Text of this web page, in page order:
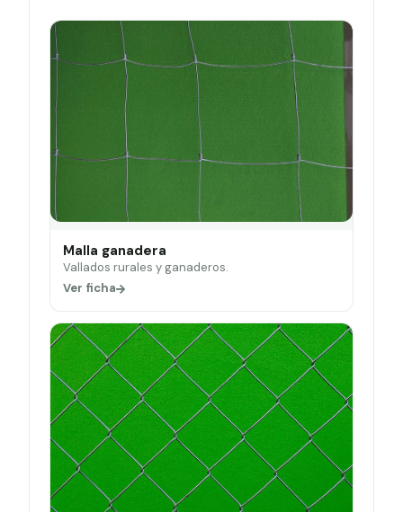
Malla ganadera
Vallados rurales y ganaderos.
Ver ficha